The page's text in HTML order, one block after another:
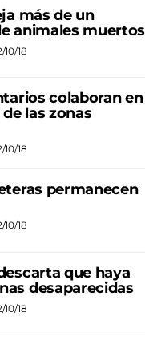
más de un
animales muertos
10/18
colaboran en
las zonas
10/18
permanecen
10/18
que haya
desaparecidas
10/18